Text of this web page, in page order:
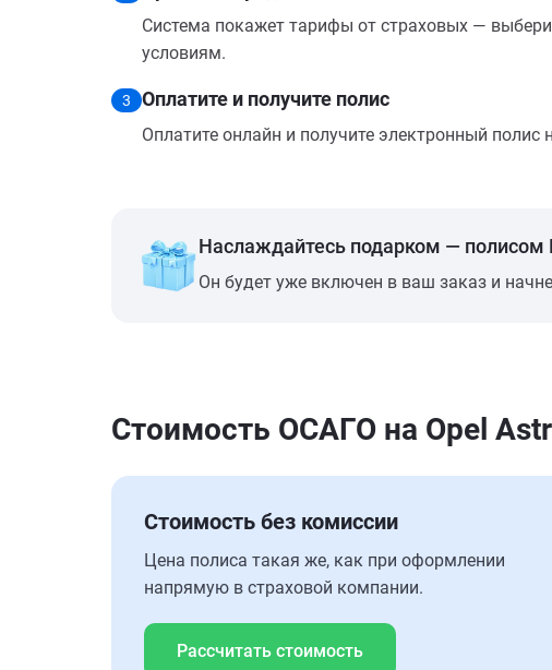
Система покажет тарифы от страховых —
условиям.
3 Оплатите и получите полис
Оплатите онлайн и получите электронный полис
Наслаждайтесь подарком —
Он будет уже включен в ваш заказ и
Стоимость ОСАГО на Opel
Стоимость без комиссии
Цена полиса такая же, как при оформлении
напрямую в страховой компании.
Рассчитать стоимость